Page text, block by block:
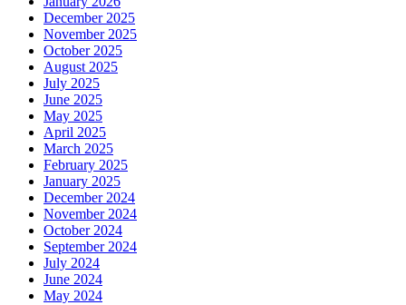
December 2025
November 2025
October 2025
August 2025
July 2025
June 2025
May 2025
April 2025
March 2025
February 2025
January 2025
December 2024
November 2024
October 2024
September 2024
July 2024
June 2024
May 2024